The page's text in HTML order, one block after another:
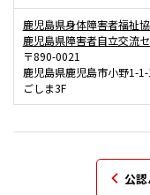
鹿児島県身体障害者福祉
鹿児島県障害者自立交流
〒890-0021
鹿児島県鹿児島市小野1-
ごしま3F
公